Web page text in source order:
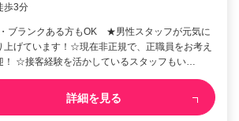
歩3分
ブランクある方もOK ★男性スタッフが元気に
上げています！☆現在非正規で、正職員をお考え
！ ☆接客経験を活かしているスタッフもい…
詳細を見る